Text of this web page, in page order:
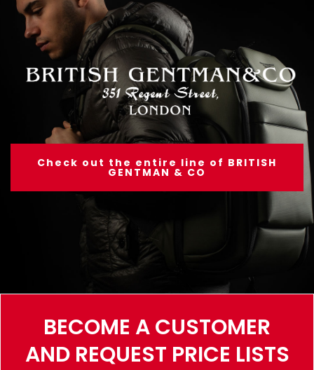
Check out the entire line of BRITISH
GENTMAN & CO
BECOME A CUSTOMER
AND REQUEST PRICE LISTS